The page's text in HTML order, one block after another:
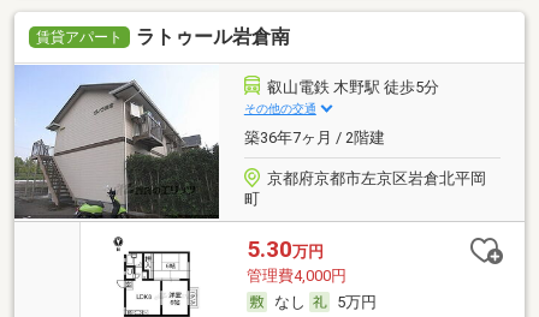
賃貸アパート ラトゥール岩倉南
叡山電鉄 木野駅 徒歩5分
その他の交通
築36年7ヶ月 / 2階建
京都府京都市左京区岩倉北平岡
町
5.30万円
管理費4,000円
なし
5万円